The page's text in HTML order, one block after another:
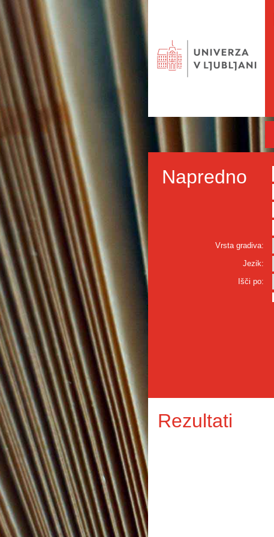
Napredno
Vrsta gradiva:
Jezik:
Išči po:
Rezultati